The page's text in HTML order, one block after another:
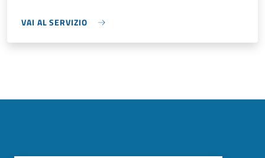
VAI AL SERVIZIO